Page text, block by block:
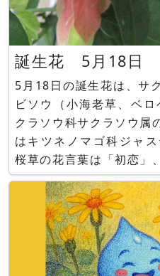
誕生花 5月18日
5月18日の誕生花は、サ
ビソウ（小海老草、ベロペロ
クラソウ科サクラソウ属
はキツネノマゴ科ジャ
桜草の花言葉は「初恋」
知に富む」です。 ■かぎけん花図鑑 サクラソウ
（桜草）
db.com/ja/flower:2310 コエビソウ（小海老草